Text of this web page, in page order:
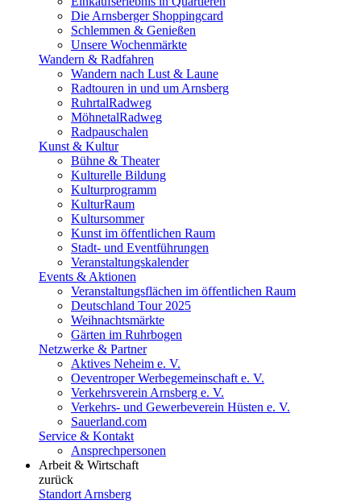
Die Arnsberger Shoppingcard
Schlemmen & Genießen
Unsere Wochenmärkte
Wandern & Radfahren
Wandern nach Lust & Laune
Radtouren in und um Arnsberg
RuhrtalRadweg
MöhnetalRadweg
Radpauschalen
Kunst & Kultur
Bühne & Theater
Kulturelle Bildung
Kulturprogramm
KulturRaum
Kultursommer
Kunst im öffentlichen Raum
Stadt- und Eventführungen
Veranstaltungskalender
Events & Aktionen
Veranstaltungsflächen im öffentlichen Raum
Deutschland Tour 2025
Weihnachtsmärkte
Gärten im Ruhrbogen
Netzwerke & Partner
Aktives Neheim e. V.
Oeventroper Werbegemeinschaft e. V.
Verkehrsverein Arnsberg e. V.
Verkehrs- und Gewerbeverein Hüsten e. V.
Sauerland.com
Service & Kontakt
Ansprechpersonen
Arbeit & Wirtschaft
zurück
Standort Arnsberg